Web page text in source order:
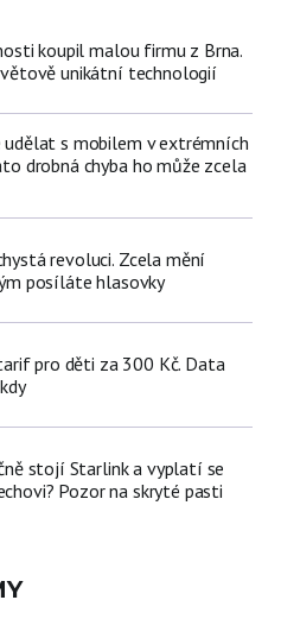
koupil malou firmu z Brna.
unikátní technologií
udělat s mobilem v extrémních
drobná chyba ho může zcela
revoluci. Zcela mění
posíláte hlasovky
pro děti za 300 Kč. Data
stojí Starlink a vyplatí se
Pozor na skryté pasti